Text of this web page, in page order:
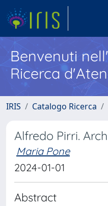
Benvenuti
Ricerca
IRIS Catalogo Ricerca
Alfredo Pirri.
Maria Pone
2024-01-01
Abstract